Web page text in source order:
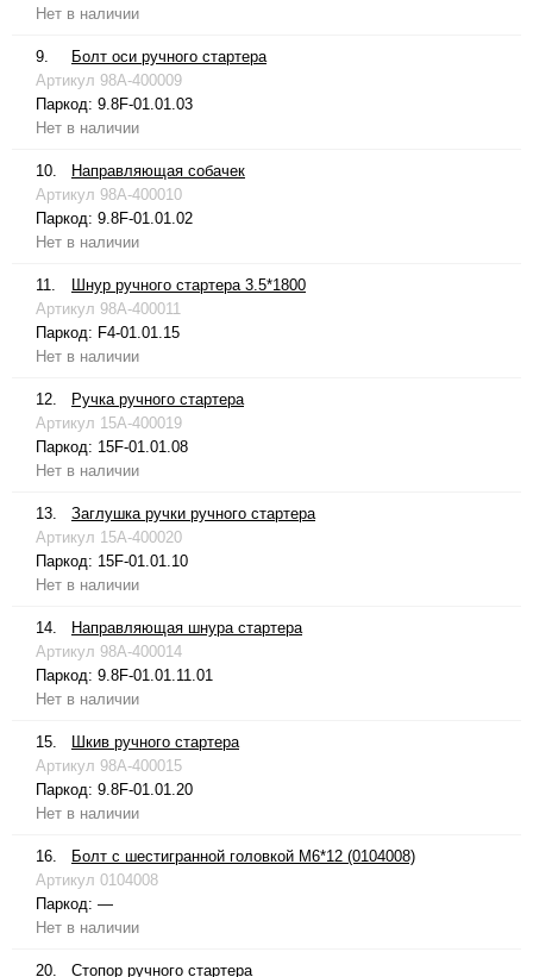
Нет в наличии
9.
Болт оси ручного стартера
Артикул 98A-400009
Паркод: 9.8F-01.01.03
Нет в наличии
10.
Направляющая собачек
Артикул 98A-400010
Паркод: 9.8F-01.01.02
Нет в наличии
11.
Шнур ручного стартера 3.5*1800
Артикул 98A-400011
Паркод: F4-01.01.15
Нет в наличии
12.
Ручка ручного стартера
Артикул 15A-400019
Паркод: 15F-01.01.08
Нет в наличии
13.
Заглушка ручки ручного стартера
Артикул 15A-400020
Паркод: 15F-01.01.10
Нет в наличии
14.
Направляющая шнура стартера
Артикул 98A-400014
Паркод: 9.8F-01.01.11.01
Нет в наличии
15.
Шкив ручного стартера
Артикул 98A-400015
Паркод: 9.8F-01.01.20
Нет в наличии
16.
Болт с шестигранной головкой М6*12 (0104008)
Артикул 0104008
Паркод: —
Нет в наличии
20. Стопор ручного стартера